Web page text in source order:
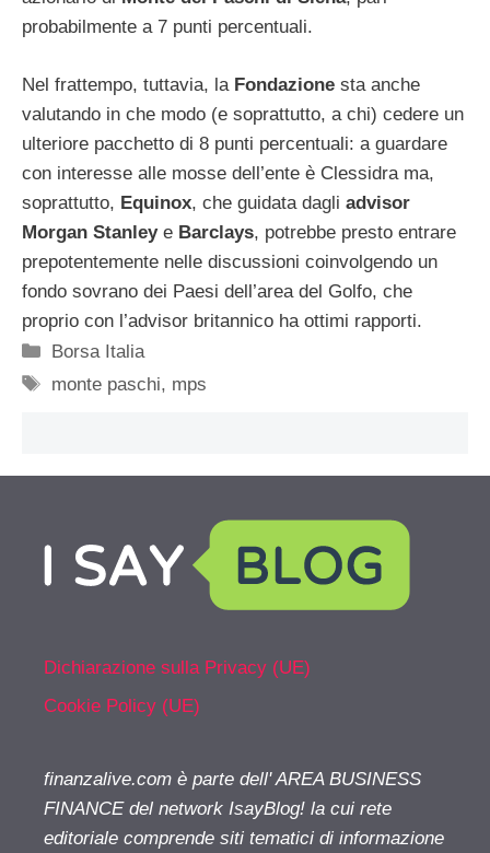
probabilmente a 7 punti percentuali.
Nel frattempo, tuttavia, la Fondazione sta anche
valutando in che modo (e soprattutto, a chi) cedere un
ulteriore pacchetto di 8 punti percentuali: a guardare
con interesse alle mosse dell’ente è Clessidra ma,
soprattutto, Equinox, che guidata dagli advisor
Morgan Stanleye Barclays, potrebbe presto entrare
prepotentemente nelle discussioni coinvolgendo un
fondo sovrano dei Paesi dell’area del Golfo, che
proprio con l’advisor britannico ha ottimi rapporti.
Categorie
Borsa Italia
Tag
monte paschi, mps
Dichiarazione sulla Privacy (UE)
Cookie Policy (UE)
finanzalive.com è parte dell' AREA BUSINESS
FINANCE del network IsayBlog! la cui rete
editoriale comprende siti tematici di informazione